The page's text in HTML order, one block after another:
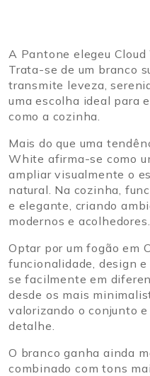
A Pantone elegeu
Trata-se de um branco
transmite leveza,
uma escolha ideal para
como a cozinha.
Mais do que uma
White afirma-se como
ampliar visualmente o
natural. Na cozinha,
e elegante, criando
modernos e acolhedores.
Optar por um fogão em
funcionalidade, design
se facilmente em
desde os mais
valorizando o conjunto
detalhe.
O branco ganha ainda
combinado com tons